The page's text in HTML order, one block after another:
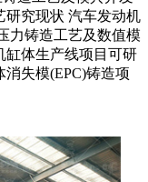
研究现状 汽车发动机
力铸造工艺及数值模
缸体生产线项目可研
失模(EPC)铸造项